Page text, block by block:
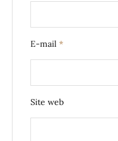
E-mail *
Site web